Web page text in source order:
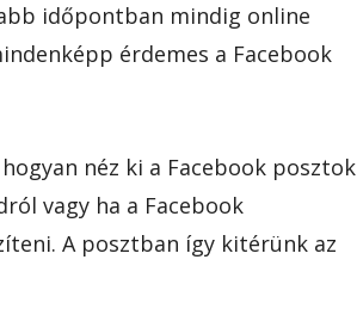
időpontban mindig online
érdemes a Facebook
néz ki a Facebook posztok
vagy ha a Facebook
A posztban így kitérünk az